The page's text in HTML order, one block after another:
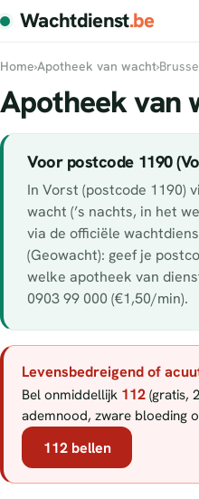
Wachtdienst.be
Home›Apotheek van wacht›
Apotheek van
Voor postcode 1190
In Vorst (postcode 1190)
wacht (’s nachts, in het
via de officiële
(Geowacht): geef je
welke apotheek van
0903 99 000 (€1,50/min).
Levensbedreigend of
Bel onmiddellijk 112 (gratis,
ademnood, zware bloeding
112 bellen